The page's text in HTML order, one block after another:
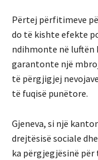
Përtej përfitimeve
do të kishte efekte
ndihmonte në luftën
garantonte një
të përgjigjej
të fuqisë punëtore.
Gjeneva, si një
drejtësisë sociale
ka përgjegjësinë për